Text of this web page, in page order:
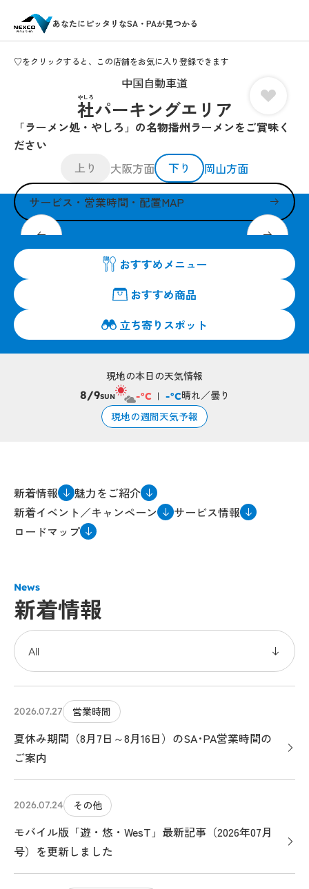
あなたにピッタリなSA・PAが見つかる
♡をクリックすると、この店舗をお気に入り登録できます
中国自動車道
社パーキングエリア
やしろ
「ラーメン処・やしろ」の名物播州ラーメンをご賞味く
ださい
上り
大阪方面 下り 岡山方面
サービス・営業時間・配置MAP
名物播州ラーメンが更においしく、お得にリニューアル
おすすめメニュー
おすすめ商品
立ち寄りスポット
現地の本日の天気情報
8/9SUN -°C -°C晴れ／曇り
現地の週間天気予報
新着情報
魅力をご紹介
新着イベント／キャンペーン
サービス情報
ロードマップ
News
新着情報
2026.07.27 営業時間
夏休み期間（8月7日～8月16日）のSA･PA営業時間の
ご案内
2026.07.24 その他
モバイル版「遊・悠・WesT」最新記事（2026年07月
号）を更新しました